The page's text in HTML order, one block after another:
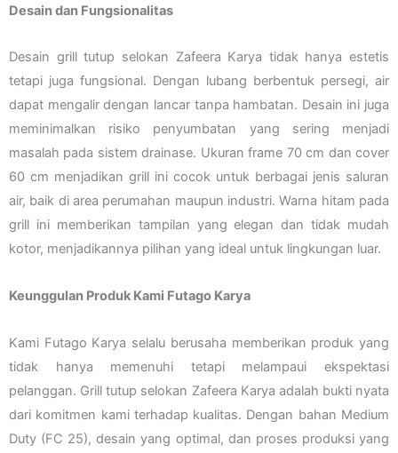
Desain dan Fungsionalitas
Desain grill tutup selokan Zafeera Karya tidak hanya estetis
tetapi juga fungsional. Dengan lubang berbentuk persegi, air
dapat mengalir dengan lancar tanpa hambatan. Desain ini juga
meminimalkan risiko penyumbatan yang sering menjadi
masalah pada sistem drainase. Ukuran frame 70 cm dan cover
60 cm menjadikan grill ini cocok untuk berbagai jenis saluran
air, baik di area perumahan maupun industri. Warna hitam pada
grill ini memberikan tampilan yang elegan dan tidak mudah
kotor, menjadikannya pilihan yang ideal untuk lingkungan luar.
Keunggulan Produk Kami Futago Karya
Kami Futago Karya selalu berusaha memberikan produk yang
tidak hanya memenuhi tetapi melampaui ekspektasi
pelanggan. Grill tutup selokan Zafeera Karya adalah bukti nyata
dari komitmen kami terhadap kualitas. Dengan bahan Medium
Duty (FC 25), desain yang optimal, dan proses produksi yang